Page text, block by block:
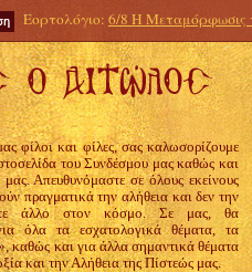
Εορτολόγιο: 6/8 Η Μεταμόρφωσις
φίλοι και φίλες, σας καλωσορίζουμε
του Συνδέσμου μας καθώς και
Απευθυνόμαστε σε όλους εκείνους
πραγματικά την αλήθεια και δεν την
άλλο στον κόσμο. Σε μας, θα
όλα τα εσχατολογικά θέματα, τα
και για άλλα σημαντικά θέματα
και την Αλήθεια της Πίστεώς μας.